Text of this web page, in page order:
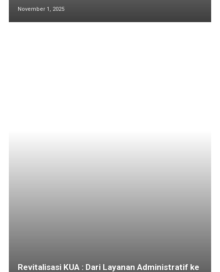
November 1, 2025
Revitalisasi KUA : Dari Layanan Administratif ke